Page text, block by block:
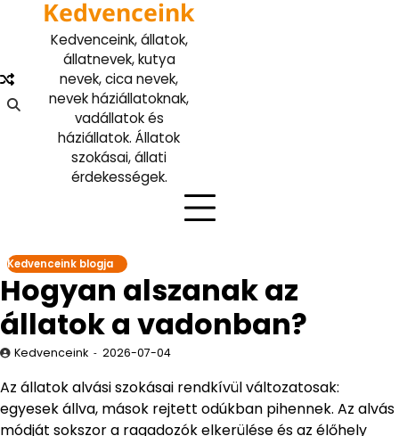
Kedvenceink
Kedvenceink, állatok,
állatnevek, kutya
nevek, cica nevek,
nevek háziállatoknak,
vadállatok és
háziállatok. Állatok
szokásai, állati
érdekességek.
Kedvenceink blogja
Hogyan alszanak az
állatok a vadonban?
Kedvenceink 2026-07-04
Az állatok alvási szokásai rendkívül változatosak:
egyesek állva, mások rejtett odúkban pihennek. Az alvás
módját sokszor a ragadozók elkerülése és az élőhely